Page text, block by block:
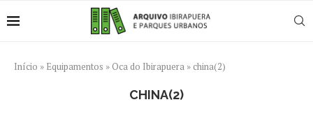
Início » Equipamentos » Oca do Ibirapuera » china(2)
CHINA(2)